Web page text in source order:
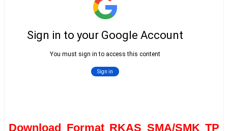
Download Format RKAS SMA/SMK TP